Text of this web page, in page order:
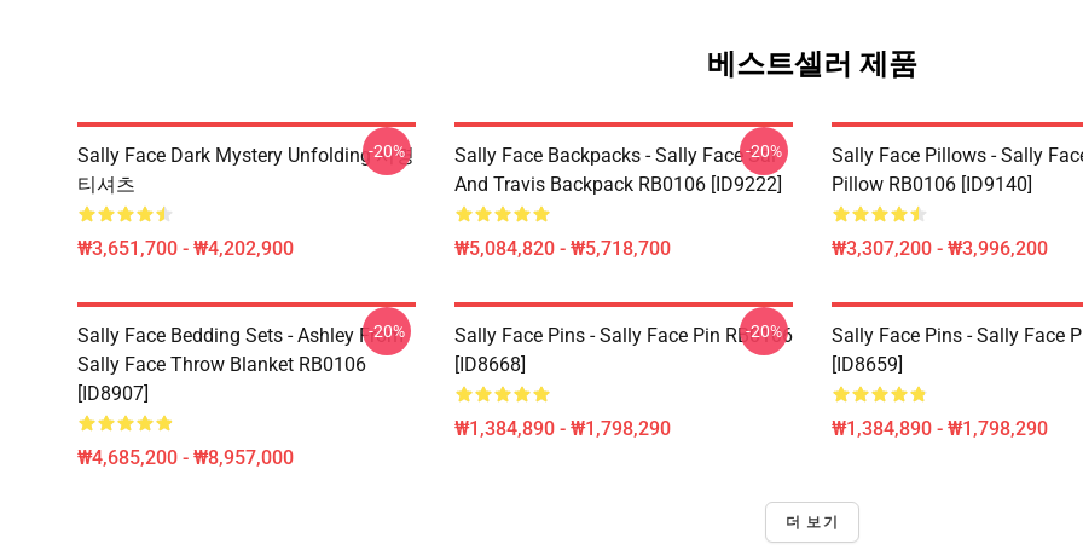
베스트셀러 제품
Sally Face Dark Mystery Unfolding 서명
티셔츠
₩3,651,700 - ₩4,202,900
-20%
Sally Face Backpacks - Sally Face Sal
And Travis Backpack RB0106 [ID9222]
₩5,084,820 - ₩5,718,700
-20%
Sally Face Pillows - Sally
Pillow RB0106 [ID9140]
₩3,307,200 - ₩3,996,200
Sally Face Bedding Sets - Ashley From
Sally Face Throw Blanket RB0106
[ID8907]
₩4,685,200 - ₩8,957,000
-20%
Sally Face Pins - Sally Face Pin RB0106
[ID8668]
₩1,384,890 - ₩1,798,290
-20%
Sally Face Pins - Sally Face
[ID8659]
₩1,384,890 - ₩1,798,290
더 보기